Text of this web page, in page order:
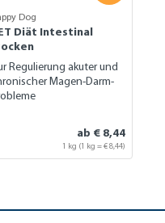
Dog
Diät Intestinal
Regulierung akuter und
Magen-Darm-
ab € 8,44
1 kg (1 kg = € 8,44)